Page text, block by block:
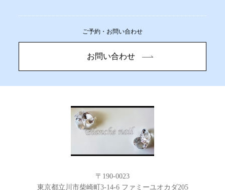
ご予約・お問い合わせ
お問い合わせ
〒190-0023
東京都立川市柴崎町3-14-6 ファミーユオカダ205